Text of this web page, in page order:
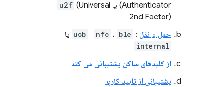
Authenticator) یا
u2f (Universal
2nd Factor)
حمل و نقل :
usb ، nfc ، ble یا
internal
از کلیدهای ساکن پشتیبانی می کند
پشتیبانی از تایید کاربر